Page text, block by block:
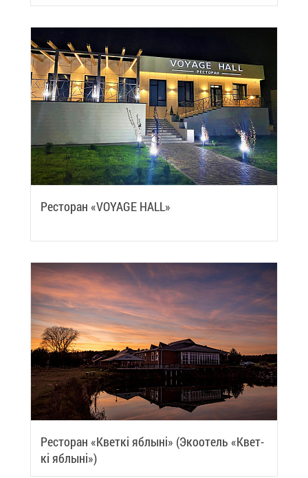
Ре­сто­ран «VOYAGE HALL»
Ре­сто­ран «Квет­кi яб­лы­нi» (Эко­отель «Квет­
кi яб­лы­нi»)